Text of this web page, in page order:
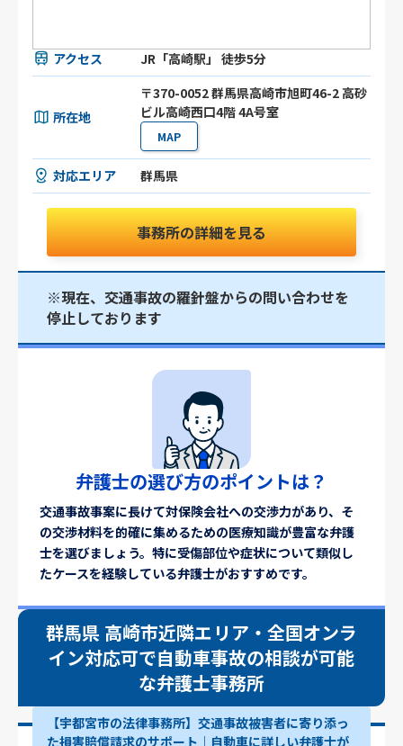
アクセス JR「高崎駅」 徒歩5分
所在地
〒370-0052 群馬県高崎市旭町46-2 高砂
ビル高崎西口4階 4A号室
MAP
対応エリア 群馬県
事務所の詳細を見る
※現在、交通事故の羅針盤からの問い合わせを
停止しております
弁護士の選び方のポイントは？
交通事故事案に長けて対保険会社への交渉力があり、そ
の交渉材料を的確に集めるための医療知識が豊富な弁護
士を選びましょう。特に受傷部位や症状について類似し
たケースを経験している弁護士がおすすめです。
群馬県 高崎市近隣エリア・全国オンラ
イン対応可で自動車事故の相談が可能
な弁護士事務所
【宇都宮市の法律事務所】交通事故被害者に寄り添っ
た損害賠償請求のサポート｜自動車に詳しい弁護士が